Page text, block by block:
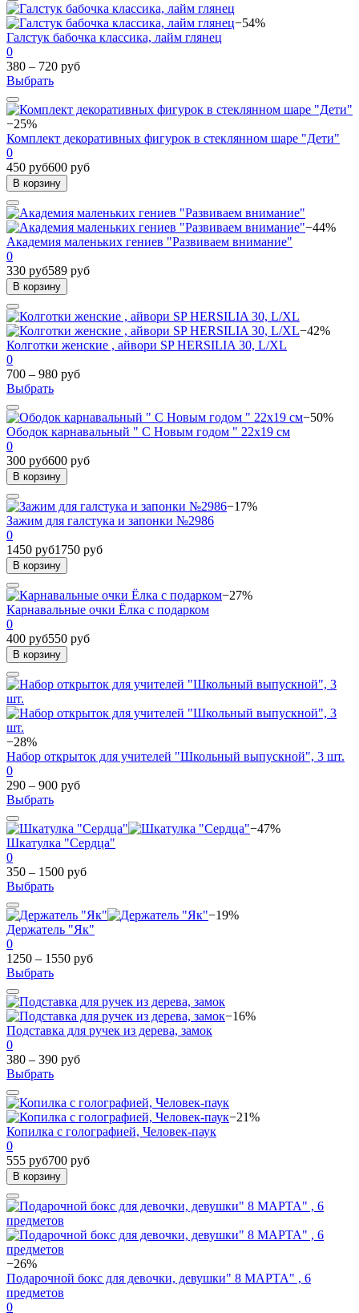
−54%
Галстук бабочка классика, лайм глянец
0
380 – 720 руб
Выбрать
−25%
Комплект декоративных фигурок в стеклянном шаре "Дети"
0
450 руб600 руб
В корзину
−44%
Академия маленьких гениев "Развиваем внимание"
0
330 руб589 руб
В корзину
−42%
Колготки женские , айвори SP HERSILIA 30, L/XL
0
700 – 980 руб
Выбрать
−50%
Ободок карнавальный " С Новым годом " 22х19 см
0
300 руб600 руб
В корзину
−17%
Зажим для галстука и запонки №2986
0
1450 руб1750 руб
В корзину
−27%
Карнавальные очки Ёлка с подарком
0
400 руб550 руб
В корзину
−28%
Набор открыток для учителей "Школьный выпускной", 3 шт.
0
290 – 900 руб
Выбрать
−47%
Шкатулка "Сердца"
0
350 – 1500 руб
Выбрать
−19%
Держатель "Як"
0
1250 – 1550 руб
Выбрать
−16%
Подставка для ручек из дерева, замок
0
380 – 390 руб
Выбрать
−21%
Копилка с голографией, Человек-паук
0
555 руб700 руб
В корзину
−26%
Подарочной бокс для девочки, девушки" 8 МАРТА" , 6
предметов
0